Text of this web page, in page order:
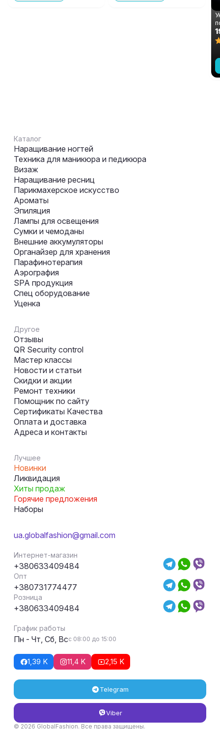
Каталог
Наращивание ногтей
Техника для маникюра и педикюра
Визаж
Наращивание ресниц
Парикмахерское искусство
Ароматы
Эпиляция
Лампы для освещения
Сумки и чемоданы
Внешние аккумуляторы
Органайзер для хранения
Парафинотерапия
Аэрография
SPA продукция
Спец оборудование
Уценка
Другое
Отзывы
QR Security control
Мастер классы
Новости и статьи
Скидки и акции
Ремонт техники
Помощник по сайту
Сертификаты Качества
Оплата и доставка
Адреса и контакты
Лучшее
Новинки
Ликвидация
Хиты продаж
Горячие предложения
Наборы
ua.globalfashion@gmail.com
Интернет-магазин
+380633409484
Опт
+380731774477
Розница
+380633409484
График работы
Пн - Чт, Сб, Всс 08:00 до 15:00
1,39 K 11,4 K 2,15 K
Telegram
Viber
© 2026 GlobalFashion. Все права защищены.